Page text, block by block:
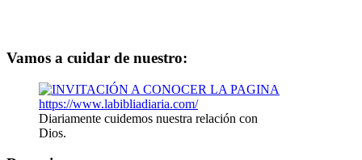
Vamos a cuidar de nuestro:
Diariamente cuidemos nuestra relación con
Dios.